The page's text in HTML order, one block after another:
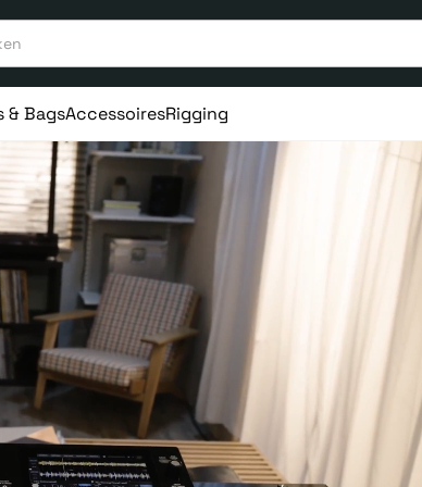
& BagsAccessoiresRigging
ervaring Vanaf 75€ gratis verstuurd